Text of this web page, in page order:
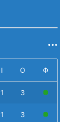
І О Ф
1 3
1 3